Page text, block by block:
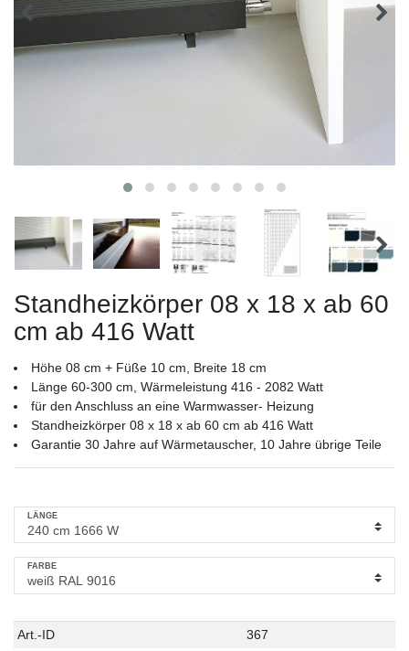
Standheizkörper 08 x 18 x ab 60
cm ab 416 Watt
Höhe 08 cm + Füße 10 cm, Breite 18 cm
Länge 60-300 cm, Wärmeleistung 416 - 2082 Watt
für den Anschluss an eine Warmwasser- Heizung
Standheizkörper 08 x 18 x ab 60 cm ab 416 Watt
Garantie 30 Jahre auf Wärmetauscher, 10 Jahre übrige Teile
LÄNGE
FARBE
Technisches
Wert
Art.-ID 367